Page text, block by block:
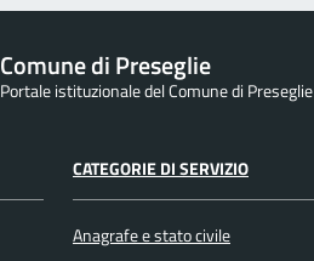
Comune di Preseglie
Portale istituzionale del Comune di Preseglie
CATEGORIE DI SERVIZIO
Anagrafe e stato civile